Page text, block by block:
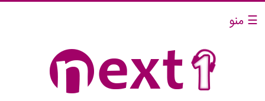
☰ منو